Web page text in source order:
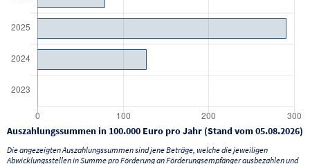
Auszahlungssummen in 100.000 Euro pro Jahr (Stand vom 05.08.2026)
Die angezeigten Auszahlungssummen sind jene Beträge, welche die jeweiligen
Abwicklungsstellen in Summe pro Förderung an Förderungsempfänger ausbezahlen und